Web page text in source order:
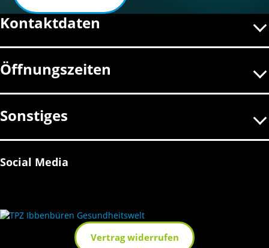
Kontaktdaten
Öffnungszeiten
Sonstiges
Social Media
Vertrag widerrufen